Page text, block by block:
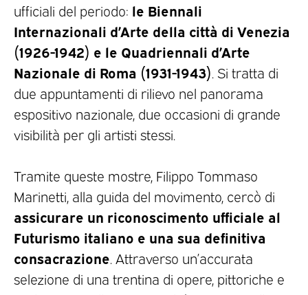
ufficiali del periodo: le Biennali
Internazionali d’Arte della città di Venezia
(1926-1942) e le Quadriennali d’Arte
Nazionale di Roma (1931-1943). Si tratta di
due appuntamenti di rilievo nel panorama
espositivo nazionale, due occasioni di grande
visibilità per gli artisti stessi.
Tramite queste mostre, Filippo Tommaso
Marinetti, alla guida del movimento, cercò di
assicurare un riconoscimento ufficiale al
Futurismo italiano e una sua definitiva
consacrazione. Attraverso un’accurata
selezione di una trentina di opere, pittoriche e